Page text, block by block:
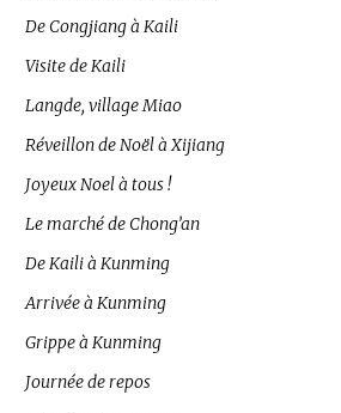
De Congjiang à Kaili
Visite de Kaili
Langde, village Miao
Réveillon de Noël à Xijiang
Joyeux Noel à tous !
Le marché de Chong’an
De Kaili à Kunming
Arrivée à Kunming
Grippe à Kunming
Journée de repos